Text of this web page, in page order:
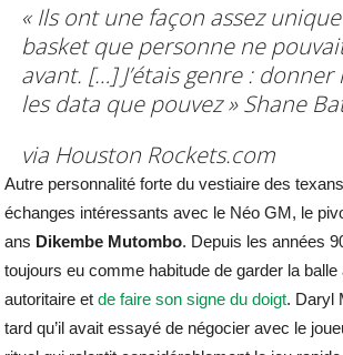
« Ils ont une façon assez
basket que personne ne
avant. […] J’étais genre :
les data que pouvez »Shane
via Houston Rockets.com
Autre personnalité forte du vestiaire des
échanges intéressants avec le Néo GM, le
ans Dikembe Mutombo. Depuis les années
toujours eu comme habitude de garder la
autoritaire etde faire son signe du doigt. Daryl
tard qu’il avait essayé de négocier avec le